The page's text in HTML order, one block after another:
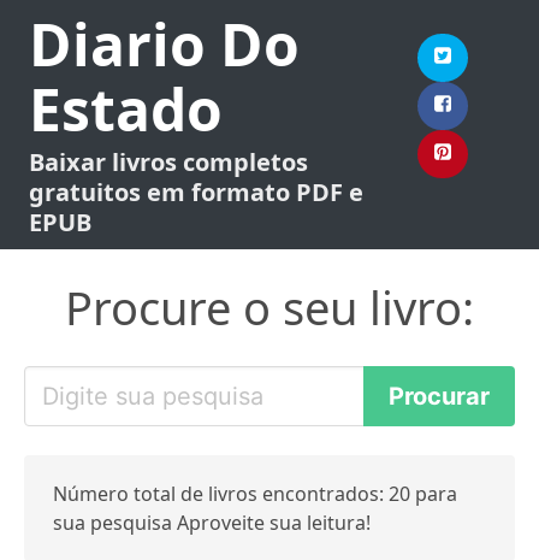
Diario Do
Estado
Baixar livros completos
gratuitos em formato PDF e
EPUB
Procure o seu livro:
Número total de livros encontrados: 20 para
sua pesquisa Aproveite sua leitura!